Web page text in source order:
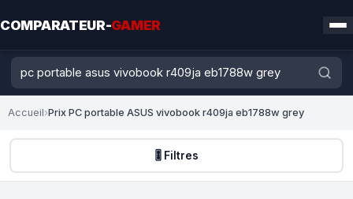
COMPARATEUR-GAMER
Accueil›Prix PC portable ASUS vivobook r409ja eb1788w grey
🎚️ Filtres